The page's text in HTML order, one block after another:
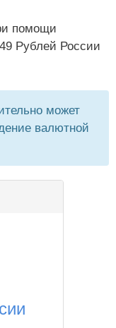
помощи
Рублей России
может
валютной